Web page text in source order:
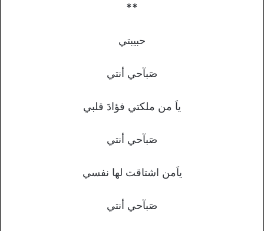
**
حبيبتي
صَبآحي أنتي
ياَ من ملكتي فؤادَ قلبي
صَبآحي أنتي
ياَمن اشتاقت لها نفسي
صَبآحي أنتي